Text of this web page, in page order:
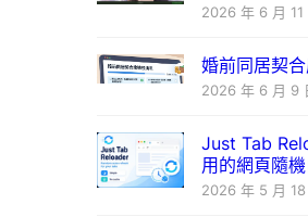
2026 年 6 月 11
婚前同居契
2026 年 6 月 9
Just Tab
用的網頁隨
2026 年 5 月 18